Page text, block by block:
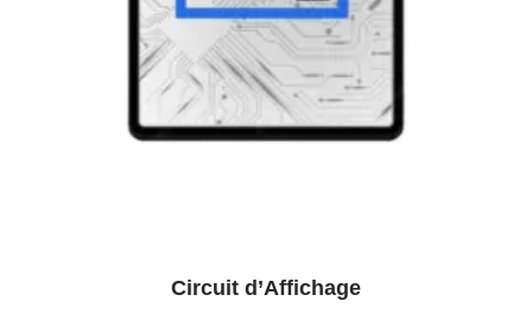
Circuit d’Affichage